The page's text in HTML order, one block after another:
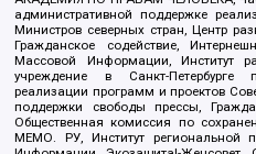
административной поддержке
Министров северных стран, Центр
Гражданское содействие,
Массовой Информации, Институт
учреждение в Санкт-Петербурге
реализации программ и проектов
поддержки свободы прессы,
Общественная комиссия по
МЕМО. РУ, Институт региональной